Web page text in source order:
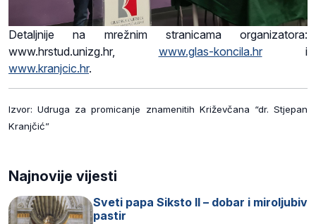
Detaljnije na mrežnim stranicama organizatora:
www.hrstud.unizg.hr, www.glas-koncila.hri
www.kranjcic.hr.
Izvor: Udruga za promicanje znamenitih Križevčana “dr. Stjepan
Kranjčić”
Najnovije vijesti
Sveti papa Siksto II – dobar i miroljubiv
pastir